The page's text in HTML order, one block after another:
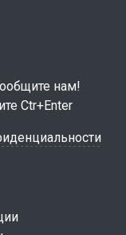
нам!
Ctr+Enter